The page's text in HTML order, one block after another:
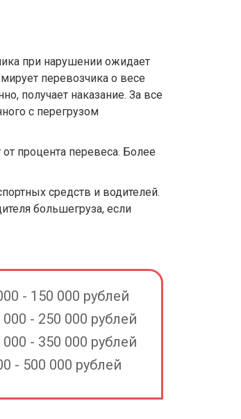
при нарушении ожидает
перевозчика о весе
получает наказание. За все
с перегрузом
процента перевеса. Более
средств и водителей.
большегруза, если
- 150 000 рублей
- 250 000 рублей
- 350 000 рублей
- 500 000 рублей